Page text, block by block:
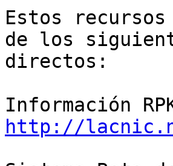
Estos
de los
directos:
http://